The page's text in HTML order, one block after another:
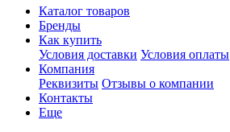
Каталог товаров
Бренды
Как купить
Условия доставки Условия оплаты
Компания
Реквизиты Отзывы о компании
Контакты
Еще